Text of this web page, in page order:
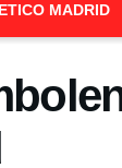
MADRID